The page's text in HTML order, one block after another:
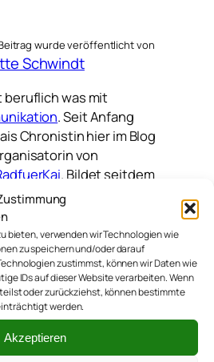
bieten, verwenden wir Technologien wie
zu speichern und/oder darauf
zustimmst, können wir Daten wie
IDs auf dieser Website verarbeiten. Wenn
oder zurückziehst, können bestimmte
werden.
Akzeptieren
wurde veröffentlicht von
Schwindt
beruflich was mit
. Seit Anfang
Chronistin hier im Blog
von
. Bildet seitdem
und ihrem Mann Thomas
Schreibt sonst
verschiedenen
Blogs.